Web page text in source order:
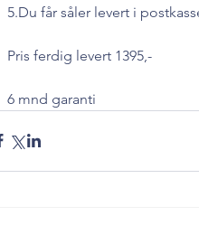
5.Du får såler levert i
Pris ferdig levert 1395,-
6 mnd garanti